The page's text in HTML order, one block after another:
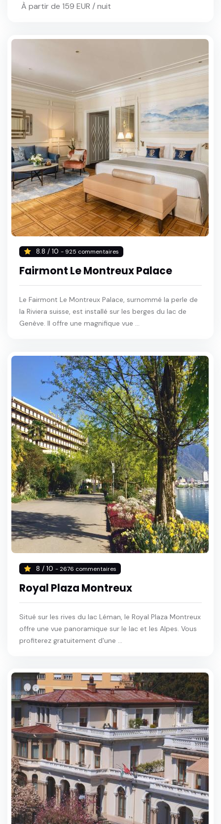
À partir de 159 EUR / nuit
8.8 / 10 - 925 commentaires
Fairmont Le Montreux Palace
Le Fairmont Le Montreux Palace, surnommé la perle de
la Riviera suisse, est installé sur les berges du lac de
Genève. Il offre une magnifique vue ...
8 / 10 - 2676 commentaires
Royal Plaza Montreux
Situé sur les rives du lac Léman, le Royal Plaza Montreux
offre une vue panoramique sur le lac et les Alpes. Vous
profiterez gratuitement d'une ...